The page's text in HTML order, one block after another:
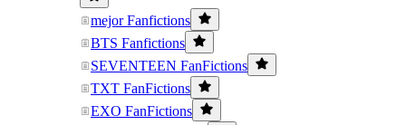
mejor Fanfictions
BTS Fanfictions
SEVENTEEN FanFictions
TXT FanFictions
EXO FanFictions